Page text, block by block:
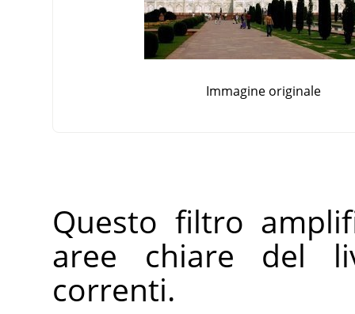
Immagine originale
Questo filtro
aree chiare del
correnti.